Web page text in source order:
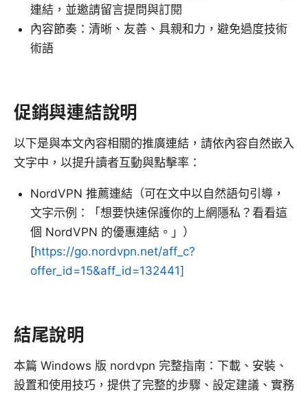
連結，並邀請留言提問與訂閱
內容節奏：清晰、友善、具親和力，避免過度技術
術語
促銷與連結說明
以下是與本文內容相關的推廣連結，請依內容自然嵌入
文字中，以提升讀者互動與點擊率：
NordVPN 推薦連結（可在文中以自然語句引導，
文字示例：「想要快速保護你的上網隱私？看看這
個 NordVPN 的優惠連結。」）
[https://go.nordvpn.net/aff_c?
offer_id=15&aff_id=132441]
結尾說明
本篇 Windows 版 nordvpn 完整指南：下載、安裝、
設置和使用技巧，提供了完整的步驟、設定建議、實務